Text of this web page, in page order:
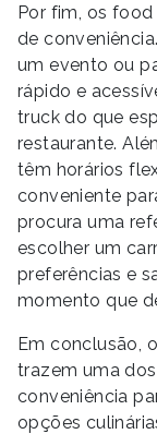
Por fim, os
de
um evento ou
rápido e
truck do que
restaurante.
têm horários
conveniente
procura uma
escolher um
preferências e
momento que
Em conclusão,
trazem uma
conveniência
opções